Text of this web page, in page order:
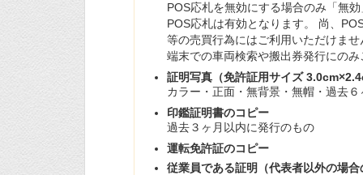
POS応札を無効にする場合のみ「無
POS応札は有効となります。 尚、
等の売買行為にはご利用いただけま
端末での車両検索や搬出券発行にの
証明写真（免許証用サイズ
カラー・正面・無背景・無帽・過去
印鑑証明書のコピー
過去３ヶ月以内に発行のもの
運転免許証のコピー
従業員である証明（代表者以外の場合